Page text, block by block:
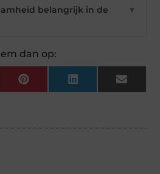
belangrijk in de
▼
dan op:
Pinterest LinkedIn Email